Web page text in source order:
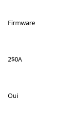
Firmware
2$0A
Oui